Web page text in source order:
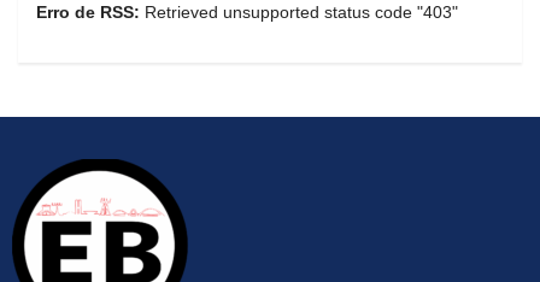
Erro de RSS: Retrieved unsupported status code "403"